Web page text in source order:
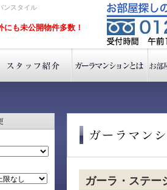
ンスタイル
にも未公開物件多数！
ガーラ・ステー